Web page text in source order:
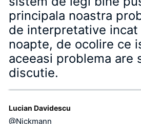
principala noastra
de interpretative
noapte, de ocolire ce
aceeasi problema are
discutie.
Lucian Davidescu
@Nickmann